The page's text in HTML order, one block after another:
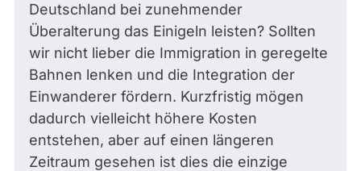
Deutschland bei zunehmender
Überalterung das Einigeln leisten? Sollten
wir nicht lieber die Immigration in geregelte
Bahnen lenken und die Integration der
Einwanderer fördern. Kurzfristig mögen
dadurch vielleicht höhere Kosten
entstehen, aber auf einen längeren
Zeitraum gesehen ist dies die einzige